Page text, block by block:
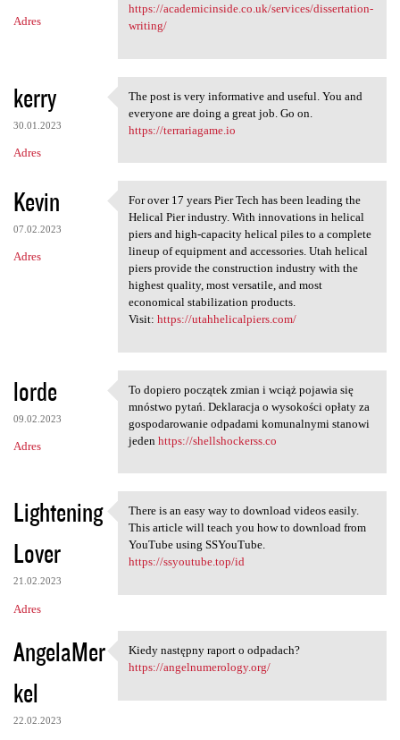
Adres
https://academicinside.co.uk/services/dissertation-
writing/
kerry
30.01.2023
Adres
The post is very informative
The post is very informative and useful. You and
everyone are doing a great job. Go on.
https://terrariagame.io
Kevin
07.02.2023
Adres
For over 17 years Pier Tech
For over 17 years Pier Tech has been leading the
Helical Pier industry. With innovations in helical
piers and high-capacity helical piles to a complete
lineup of equipment and accessories. Utah helical
piers provide the construction industry with the
highest quality, most versatile, and most
economical stabilization products.
Visit: https://utahhelicalpiers.com/
lorde
09.02.2023
Adres
To dopiero początek zmian i
To dopiero początek zmian i wciąż pojawia się
mnóstwo pytań. Deklaracja o wysokości opłaty za
gospodarowanie odpadami komunalnymi stanowi
jeden https://shellshockerss.co
Lightening
Lover
21.02.2023
Adres
There is an easy way to
There is an easy way to download videos easily.
This article will teach you how to download from
YouTube using SSYouTube.
https://ssyoutube.top/id
AngelaMer
kel
22.02.2023
Kiedy następny raport o
Kiedy następny raport o odpadach?
https://angelnumerology.org/